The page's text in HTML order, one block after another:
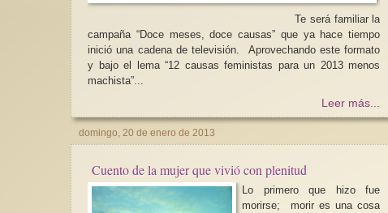
Te será familiar la
campaña “Doce meses, doce causas” que ya hace tiempo
inició una cadena de televisión. Aprovechando este formato
y bajo el lema “12 causas feministas para un 2013 menos
machista”...
Leer más...
domingo, 20 de enero de 2013
Cuento de la mujer que vivió con plenitud
Lo primero que hizo fue
morirse; morir es una cosa